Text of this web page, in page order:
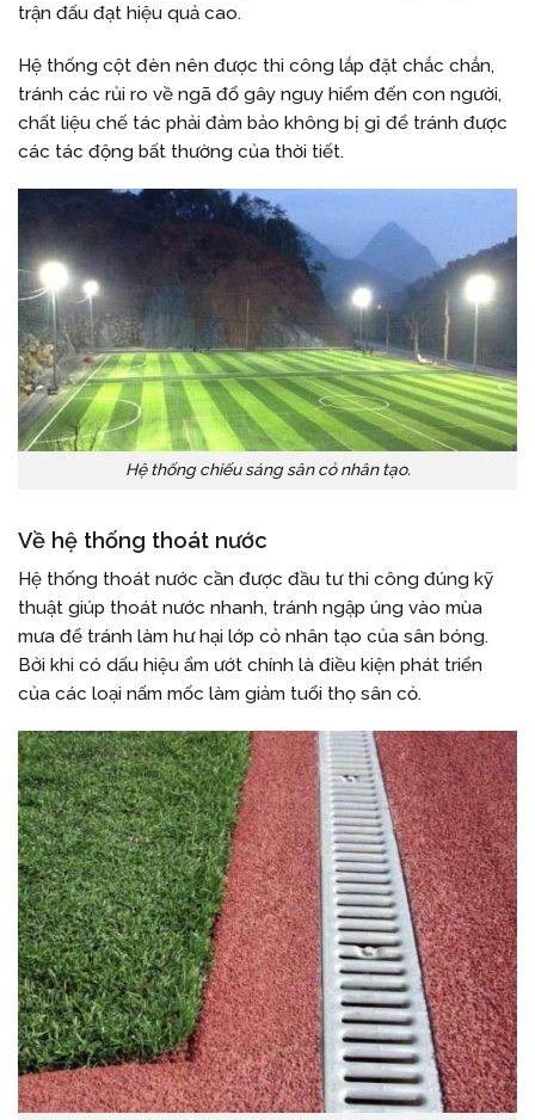
trận đấu đạt hiệu quả cao.
Hệ thống cột đèn nên được thi công lắp đặt chắc chắn,
tránh các rủi ro về ngã đổ gây nguy hiểm đến con người,
chất liệu chế tác phải đảm bảo không bị gỉ để tránh được
các tác động bất thường của thời tiết.
Hệ thống chiếu sáng sân cỏ nhân tạo.
Về hệ thống thoát nước
Hệ thống thoát nước cần được đầu tư thi công đúng kỹ
thuật giúp thoát nước nhanh, tránh ngập úng vào mùa
mưa để tránh làm hư hại lớp cỏ nhân tạo của sân bóng.
Bởi khi có dấu hiệu ẩm ướt chính là điều kiện phát triển
của các loại nấm mốc làm giảm tuổi thọ sân cỏ.